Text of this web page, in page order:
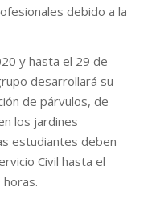
debido a la
y hasta el 29 de
desarrollará su
de párvulos, de
los jardines
estudiantes deben
Civil hasta el